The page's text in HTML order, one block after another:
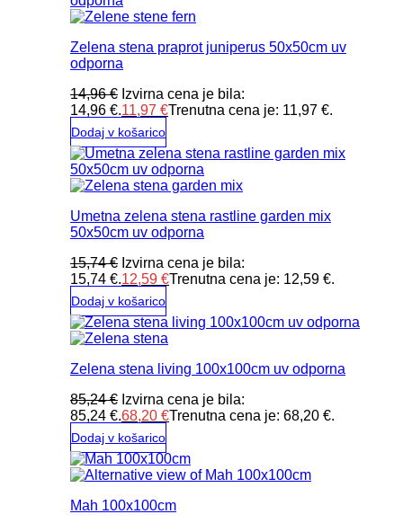
Zelena stena praprot juniperus 50x50cm uv
odporna
14,96€ Izvirna cena je bila:
14,96 €.11,97 €Trenutna cena je: 11,97 €.
Dodaj v košarico
Umetna zelena stena rastline garden mix
50x50cm uv odporna
15,74€ Izvirna cena je bila:
15,74 €.12,59 €Trenutna cena je: 12,59 €.
Dodaj v košarico
Zelena stena living 100x100cm uv odporna
85,24€ Izvirna cena je bila:
85,24 €.68,20 €Trenutna cena je: 68,20 €.
Dodaj v košarico
Mah 100x100cm